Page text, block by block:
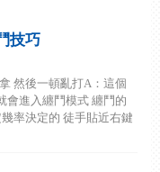
技巧
然後一頓亂打A：這個
會進入纏鬥模式 纏鬥的
率決定的 徒手貼近右鍵